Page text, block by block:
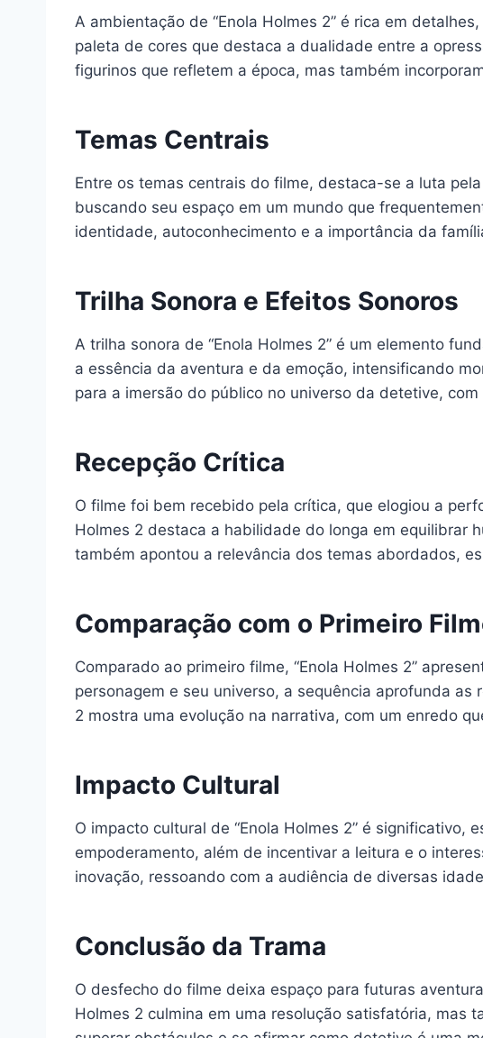
A ambientação de “Enola Holmes 2” é rica em
paleta de cores que destaca a dualidade entre a
figurinos que refletem a época, mas também
Temas Centrais
Entre os temas centrais do filme, destaca-se a luta
buscando seu espaço em um mundo que
identidade, autoconhecimento e a importância da
Trilha Sonora e Efeitos Sonoros
A trilha sonora de “Enola Holmes 2” é um elemento
a essência da aventura e da emoção, intensificando
para a imersão do público no universo da detetive,
Recepção Crítica
O filme foi bem recebido pela crítica, que elogiou a
Holmes 2 destaca a habilidade do longa em equilibrar
também apontou a relevância dos temas abordados,
Comparação com o Primeiro
Comparado ao primeiro filme, “Enola Holmes 2”
personagem e seu universo, a sequência aprofunda
2 mostra uma evolução na narrativa, com um enredo
Impacto Cultural
O impacto cultural de “Enola Holmes 2” é
empoderamento, além de incentivar a leitura e o
inovação, ressoando com a audiência de diversas
Conclusão da Trama
O desfecho do filme deixa espaço para futuras
Holmes 2 culmina em uma resolução satisfatória, mas